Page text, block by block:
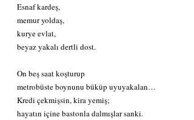
Esnaf kardeş,
memur yoldaş,
kurye evlat,
beyaz yakalı dertli dost.
On beş saat koşturup
metrobüste boynunu büküp uyuyakalan…
Kredi çekmişsin, kira yemiş;
hayatın içine bastonla dalmışlar sanki.